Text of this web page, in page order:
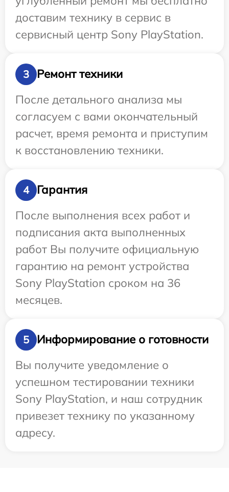
доставим технику в сервис в
сервисный центр Sony PlayStation.
3
Ремонт техники
После детального анализа мы
согласуем с вами окончательный
расчет, время ремонта и приступим
к восстановлению техники.
4
Гарантия
После выполнения всех работ и
подписания акта выполненных
работ Вы получите официальную
гарантию на ремонт устройства
Sony PlayStation сроком на 36
месяцев.
5
Информирование о готовности
Вы получите уведомление о
успешном тестировании техники
Sony PlayStation, и наш сотрудник
привезет технику по указанному
адресу.